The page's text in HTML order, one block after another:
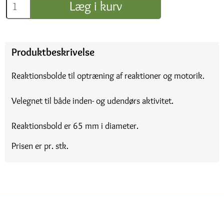
Læg i kurv
Produktbeskrivelse
Reaktionsbolde til optræning af reaktioner og motorik.
Velegnet til både inden- og udendørs aktivitet.
Reaktionsbold er 65 mm i diameter.
Prisen er pr. stk.